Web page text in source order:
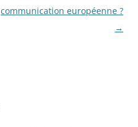
communication européenne ?
→